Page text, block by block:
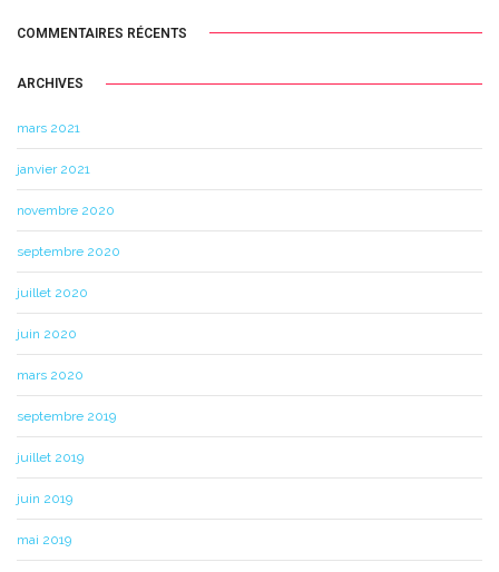
COMMENTAIRES RÉCENTS
ARCHIVES
mars 2021
janvier 2021
novembre 2020
septembre 2020
juillet 2020
juin 2020
mars 2020
septembre 2019
juillet 2019
juin 2019
mai 2019